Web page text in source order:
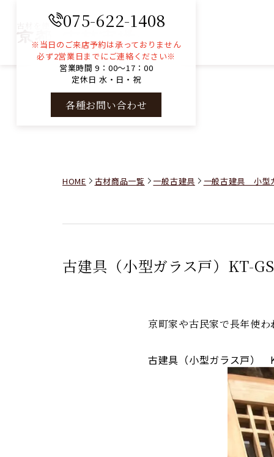
古材を使ったコンサルティングと販売
075-622-1408
※当日のご来店予約は承っておりません
必ず2営業日までにご連絡ください※
営業時間 9：00～17：00
定休日 水・日・祝
各種お問い合わせ
HOME 古材商品一覧 一般古建具 一般古建具 小型
古建具（小型ガラス戸）KT-
京町家や古民家で長年使
古建具（小型ガラス戸）